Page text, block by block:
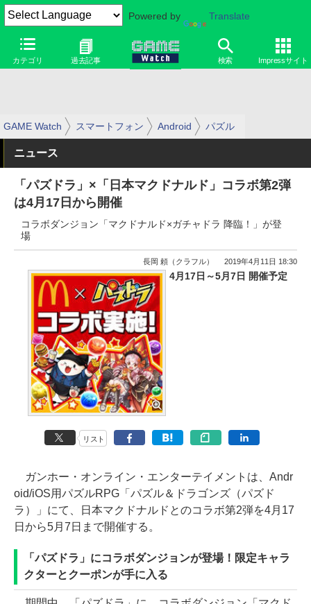
Powered by Translate
カテゴリ 過去記事 検索 Impressサイト
GAME Watch スマートフォン Android パズル
ニュース
「パズドラ」×「日本マクドナルド」コラボ第2弾
は4月17日から開催
コラボダンジョン「マクドナルド×ガチャドラ 降臨！」が登
場
長岡 頼（クラフル） 2019年4月11日 18:30
4月17日～5月7日 開催予定
リスト
ガンホー・オンライン・エンターテイメントは、Andr
oid/iOS用パズルRPG「パズル＆ドラゴンズ（パズド
ラ）」にて、日本マクドナルドとのコラボ第2弾を4月17
日から5月7日まで開催する。
「パズドラ」にコラボダンジョンが登場！限定キャラ
クターとクーポンが手に入る